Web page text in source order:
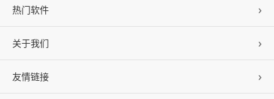
热门软件
驱动人生
关于我们
公司概况
友情链接